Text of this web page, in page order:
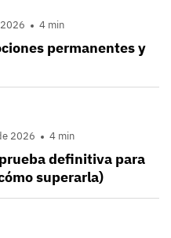
4 min
permanentes y
2026 4 min
definitiva para
superarla)